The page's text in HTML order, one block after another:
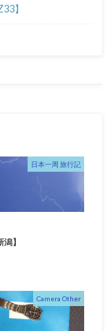
】
日本一周 旅行記
】
Camera Other